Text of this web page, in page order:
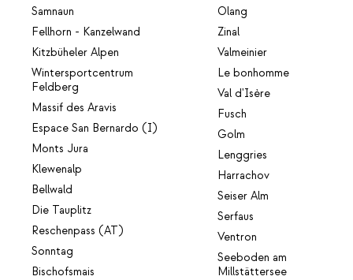
Samnaun
Fellhorn - Kanzelwand
Kitzbüheler Alpen
Wintersportcentrum
Feldberg
Massif des Aravis
Espace San Bernardo (I)
Monts Jura
Klewenalp
Bellwald
Die Tauplitz
Reschenpass (AT)
Sonntag
Bischofsmais
Olang
Zinal
Valmeinier
Le bonhomme
Val d'Isère
Fusch
Golm
Lenggries
Harrachov
Seiser Alm
Serfaus
Ventron
Seeboden am
Millstättersee